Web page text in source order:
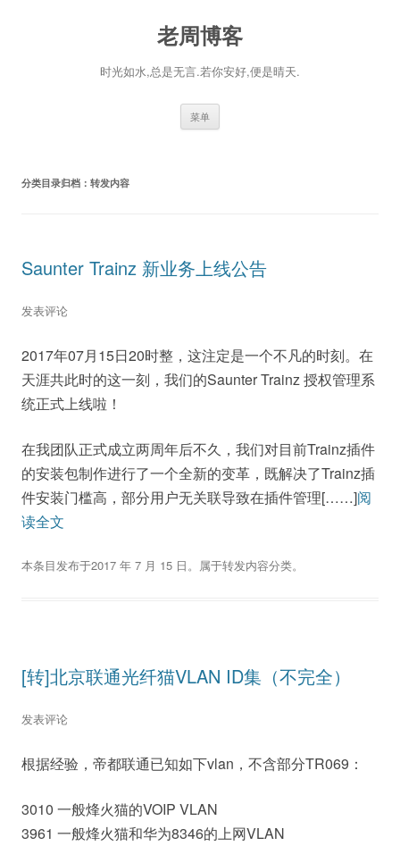
老周博客
时光如水,总是无言.若你安好,便是晴天.
菜单
分类目录归档： 转发内容
Saunter Trainz 新业务上线公告
发表评论
2017年07月15日20时整，这注定是一个不凡的时刻。在
天涯共此时的这一刻，我们的Saunter Trainz 授权管理系
统正式上线啦！
在我团队正式成立两周年后不久，我们对目前Trainz插件
的安装包制作进行了一个全新的变革，既解决了Trainz插
件安装门槛高，部分用户无关联导致在插件管理[……]阅
读全文
本条目发布于2017 年 7 月 15 日。属于转发内容分类。
[转]北京联通光纤猫VLAN ID集（不完全）
发表评论
根据经验，帝都联通已知如下vlan，不含部分TR069：
3010 一般烽火猫的VOIP VLAN
3961 一般烽火猫和华为8346的上网VLAN